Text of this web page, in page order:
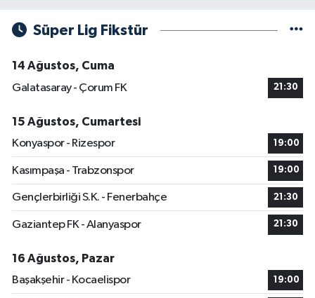
Süper Lig Fikstür
14 Ağustos, Cuma
Galatasaray - Çorum FK
21:30
15 Ağustos, Cumartesi
Konyaspor - Rizespor
19:00
Kasımpaşa - Trabzonspor 19:00
Gençlerbirliği S.K. - Fenerbahçe 21:30
Gaziantep FK - Alanyaspor 21:30
16 Ağustos, Pazar
Başakşehir - Kocaelispor
19:00